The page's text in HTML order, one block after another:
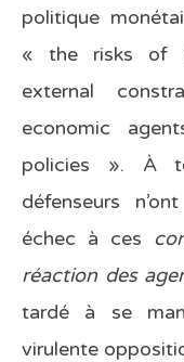
politique
« the risks of
external
economic
policies ». À
défenseurs
échec à ces
réaction des
tardé à se
virulente